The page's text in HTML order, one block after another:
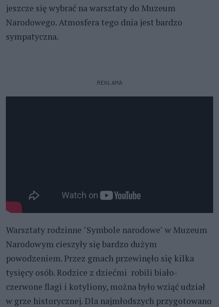
jeszcze się wybrać na warsztaty do Muzeum
Narodowego. Atmosfera tego dnia jest bardzo
sympatyczna.
REKLAMA
Warsztaty rodzinne "Symbole narodowe" w Muzeum
Narodowym cieszyły się bardzo dużym
powodzeniem. Przez gmach przewinęło się kilka
tysięcy osób. Rodzice z dziećmi robili biało-
czerwone flagi i kotyliony, można było wziąć udział
w grze historycznej. Dla najmłodszych przygotowano